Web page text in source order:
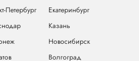
Петербург
Екатеринбург
Казань
Новосибирск
Волгоград